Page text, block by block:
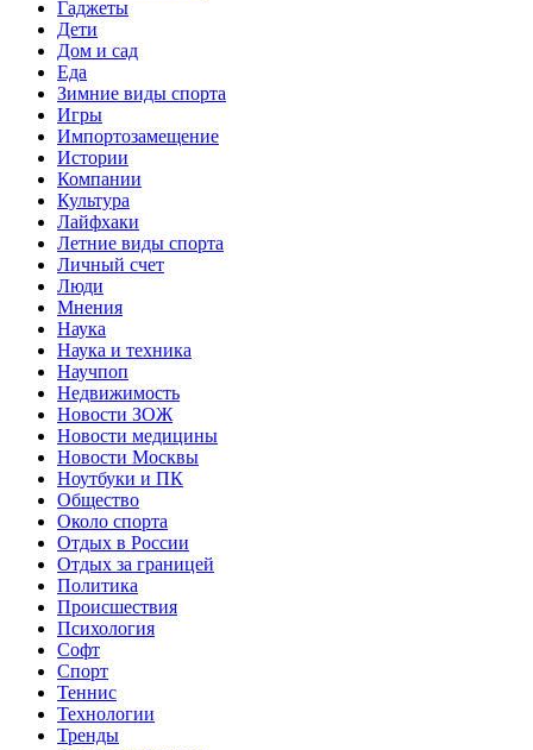
Гаджеты
Дети
Дом и сад
Еда
Зимние виды спорта
Игры
Импортозамещение
Истории
Компании
Культура
Лайфхаки
Летние виды спорта
Личный счет
Люди
Мнения
Наука
Наука и техника
Научпоп
Недвижимость
Новости ЗОЖ
Новости медицины
Новости Москвы
Ноутбуки и ПК
Общество
Около спорта
Отдых в России
Отдых за границей
Политика
Происшествия
Психология
Софт
Спорт
Теннис
Технологии
Тренды